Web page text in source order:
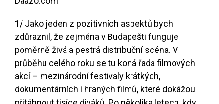
1/ Jako jeden z pozitivních aspektů bych
zdůraznil, že zejména v Budapešti funguje
poměrně živá a pestrá distribuční scéna. V
průběhu celého roku se tu koná řada filmových
akcí – mezinárodní festivaly krátkých,
dokumentárních i hraných filmů, které dokážou